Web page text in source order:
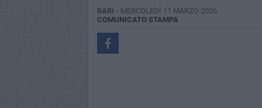
BARI - MERCOLEDÌ 11 MARZO 2026
COMUNICATO STAMPA